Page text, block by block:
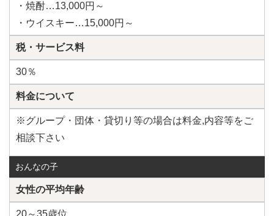
・焼酎…13,000円～
・ウイスキー…15,000円～
税・サービス料
30％
料金について
※グループ・団体・貸切り等の場合は料金,内容等をご
相談下さい
おんなの子
女性の平均年齢